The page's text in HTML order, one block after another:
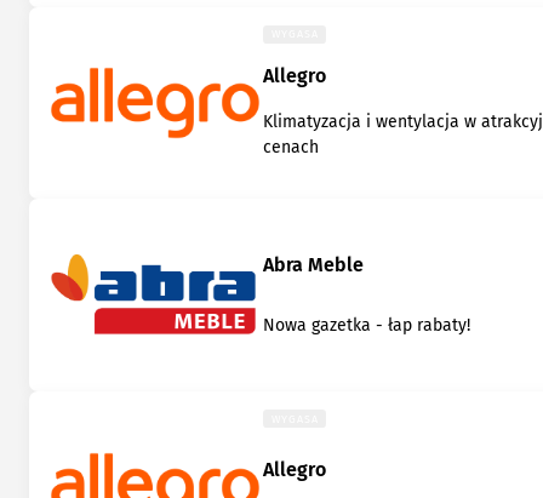
Allegro
Klimatyzacja i wentylacja w
cenach
Abra Meble
Nowa gazetka - łap rabaty!
Allegro